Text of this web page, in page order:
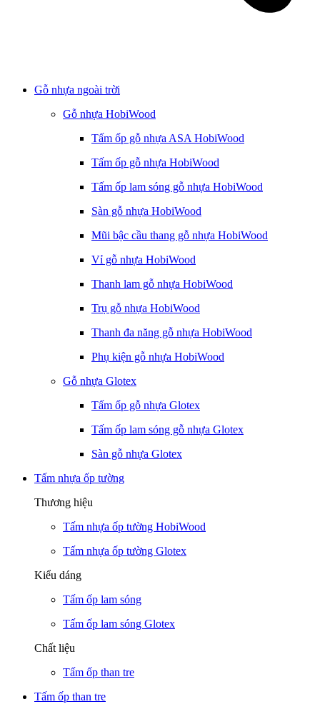
Gỗ nhựa ngoài trời
Gỗ nhựa HobiWood
Tấm ốp gỗ nhựa ASA HobiWood
Tấm ốp gỗ nhựa HobiWood
Tấm ốp lam sóng gỗ nhựa HobiWood
Sàn gỗ nhựa HobiWood
Mũi bậc cầu thang gỗ nhựa HobiWood
Vỉ gỗ nhựa HobiWood
Thanh lam gỗ nhựa HobiWood
Trụ gỗ nhựa HobiWood
Thanh đa năng gỗ nhựa HobiWood
Phụ kiện gỗ nhựa HobiWood
Gỗ nhựa Glotex
Tấm ốp gỗ nhựa Glotex
Tấm ốp lam sóng gỗ nhựa Glotex
Sàn gỗ nhựa Glotex
Tấm nhựa ốp tường
Thương hiệu
Tấm nhựa ốp tường HobiWood
Tấm nhựa ốp tường Glotex
Kiểu dáng
Tấm ốp lam sóng
Tấm ốp lam sóng Glotex
Chất liệu
Tấm ốp than tre
Tấm ốp than tre